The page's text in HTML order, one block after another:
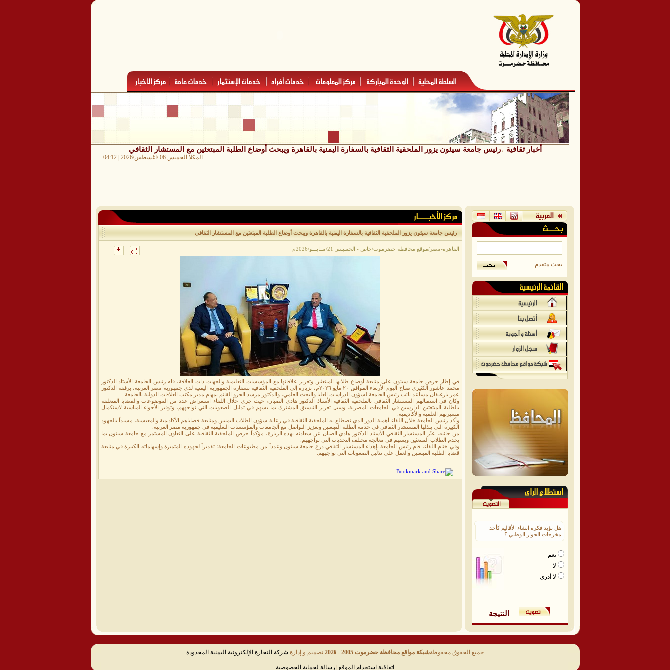
أخبار ثقافية /رئيس جامعة سيئون يزور الملحقية الثقافية بالسفارة اليمنية بالقاهرة ويبحث أوضاع الطلبة المبتعثين مع المستشار الثقافي
المكلا الخميس 06 /اغسطس/2026 | 04:12
رئيس جامعة سيئون يزور الملحقية الثقافية بالسفارة اليمنية بالقاهرة ويبحث أوضاع الطلبة المبتعثين مع المستشار الثقافي
القاهرة-مصر/موقع محافظة حضرموت/خاص - الخمـيـس 21/مــايـــو/2026م
في إطار حرص جامعة سيئون على متابعة أوضاع طلابها المبتعثين وتعزيز علاقاتها مع المؤسسات التعليمية والجهات ذات العلاقة، قام رئيس الجامعة الأستاذ الدكتور
محمد عاشور الكثيري صباح اليوم الأربعاء الموافق ٢٠ مايو ٢٠٢٦م، بزيارة إلى الملحقية الثقافية بسفارة الجمهورية اليمنية لدى جمهورية مصر العربية، برفقة الدكتور
عمر بازغيفان مساعد نائب رئيس الجامعة لشؤون الدراسات العليا والبحث العلمي، والدكتور مرشد الجرو القائم بمهام مدير مكتب العلاقات الدولية بالجامعة.
وكان في استقبالهم المستشار الثقافي بالملحقية الثقافية الأستاذ الدكتور هادي الصبان، حيث جرى خلال اللقاء استعراض عدد من الموضوعات والقضايا المتعلقة
بالطلبة المبتعثين الدارسين في الجامعات المصرية، وسبل تعزيز التنسيق المشترك بما يسهم في تذليل الصعوبات التي تواجههم، وتوفير الأجواء المناسبة لاستكمال
مسيرتهم العلمية والأكاديمية.
وأكد رئيس الجامعة خلال اللقاء أهمية الدور الذي تضطلع به الملحقية الثقافية في رعاية شؤون الطلاب اليمنيين ومتابعة قضاياهم الأكاديمية والمعيشية، مشيداً بالجهود
الكبيرة التي يبذلها المستشار الثقافي في خدمة الطلبة المبتعثين وتعزيز التواصل مع الجامعات والمؤسسات التعليمية في جمهورية مصر العربية.
من جانبه، عبّر المستشار الثقافي الأستاذ الدكتور هادي الصبان عن سعادته بهذه الزيارة، مؤكداً حرص الملحقية الثقافية على التعاون المستمر مع جامعة سيئون بما
يخدم الطلاب المبتعثين ويسهم في معالجة مختلف التحديات التي تواجههم.
وفي ختام اللقاء، قام رئيس الجامعة بإهداء المستشار الثقافي درع جامعة سيئون وعدداً من مطبوعات الجامعة؛ تقديراً لجهوده المتميزة وإسهاماته الكبيرة في متابعة
قضايا الطلبة المبتعثين والعمل على تذليل الصعوبات التي تواجههم.
بحث متقدم
هل تؤيد فكرة انشاء الأقاليم كأحد
مخرجات الحوار الوطني ؟
نعم
لا
لا أدري
النتيجة
جميع الحقوق محفوظةشبكة مواقع محافظة حضرموت 2005 - 2026 تصميم و إدارة شركة التجارة الإلكترونية اليمنية المحدودة
اتفاقية استخدام الموقع رسالة لحماية الخصوصية